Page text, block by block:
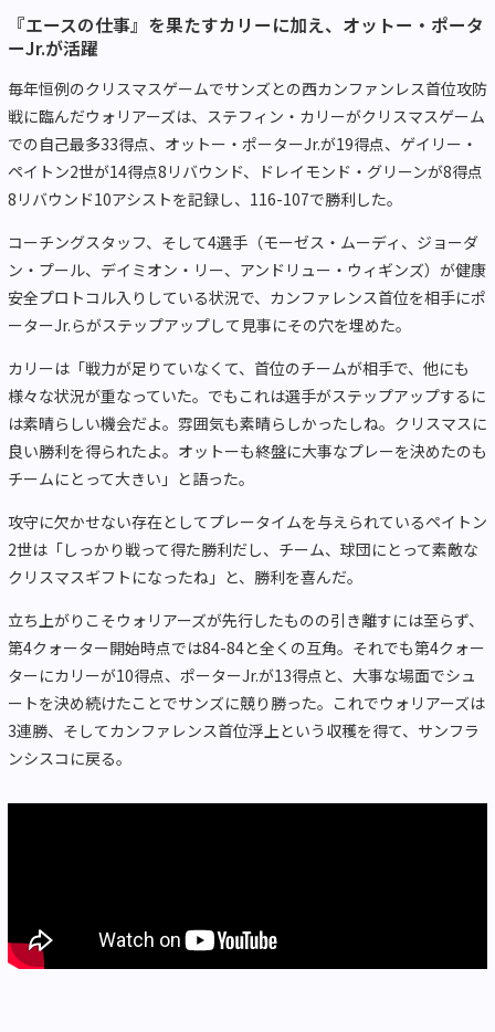
『エースの仕事』を果たすカリーに加え、オットー・ポータ
ーJr.が活躍
毎年恒例のクリスマスゲームでサンズとの西カンファンレス首位攻防
戦に臨んだウォリアーズは、ステフィン・カリーがクリスマスゲーム
での自己最多33得点、オットー・ポーターJr.が19得点、ゲイリー・
ペイトン2世が14得点8リバウンド、ドレイモンド・グリーンが8得点
8リバウンド10アシストを記録し、116-107で勝利した。
コーチングスタッフ、そして4選手（モーゼス・ムーディ、ジョーダ
ン・プール、デイミオン・リー、アンドリュー・ウィギンズ）が健康
安全プロトコル入りしている状況で、カンファレンス首位を相手にポ
ーターJr.らがステップアップして見事にその穴を埋めた。
カリーは「戦力が足りていなくて、首位のチームが相手で、他にも
様々な状況が重なっていた。でもこれは選手がステップアップするに
は素晴らしい機会だよ。雰囲気も素晴らしかったしね。クリスマスに
良い勝利を得られたよ。オットーも終盤に大事なプレーを決めたのも
チームにとって大きい」と語った。
攻守に欠かせない存在としてプレータイムを与えられているペイトン
2世は「しっかり戦って得た勝利だし、チーム、球団にとって素敵な
クリスマスギフトになったね」と、勝利を喜んだ。
立ち上がりこそウォリアーズが先行したものの引き離すには至らず、
第4クォーター開始時点では84-84と全くの互角。それでも第4クォー
ターにカリーが10得点、ポーターJr.が13得点と、大事な場面でシュ
ートを決め続けたことでサンズに競り勝った。これでウォリアーズは
3連勝、そしてカンファレンス首位浮上という収穫を得て、サンフラ
ンシスコに戻る。